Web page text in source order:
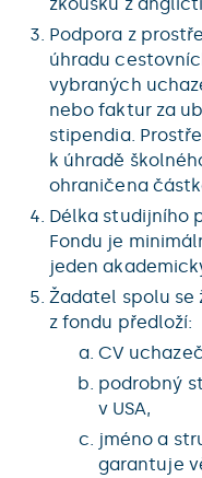
Podpora z
úhradu
vybraných
nebo faktur za
stipendia.
k úhradě
ohraničena
Délka studijního
Fondu je
jeden
Žadatel spolu se
z fondu předloží:
CV
podrobný
v USA,
jméno a
garantuje